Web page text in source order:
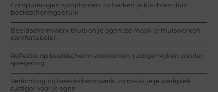
Computerogen symptomen: zo herken je klachten door
beeldschermgebruik
Beeldschermwerk thuis en je ogen: zo maak je thuiswerken
comfortabeler
Reflectie op beeldscherm voorkomen: rustiger kijken zonder
spiegeling
Verlichting bij beeldschermwerk: zo maak je je werkplek
rustiger voor je ogen